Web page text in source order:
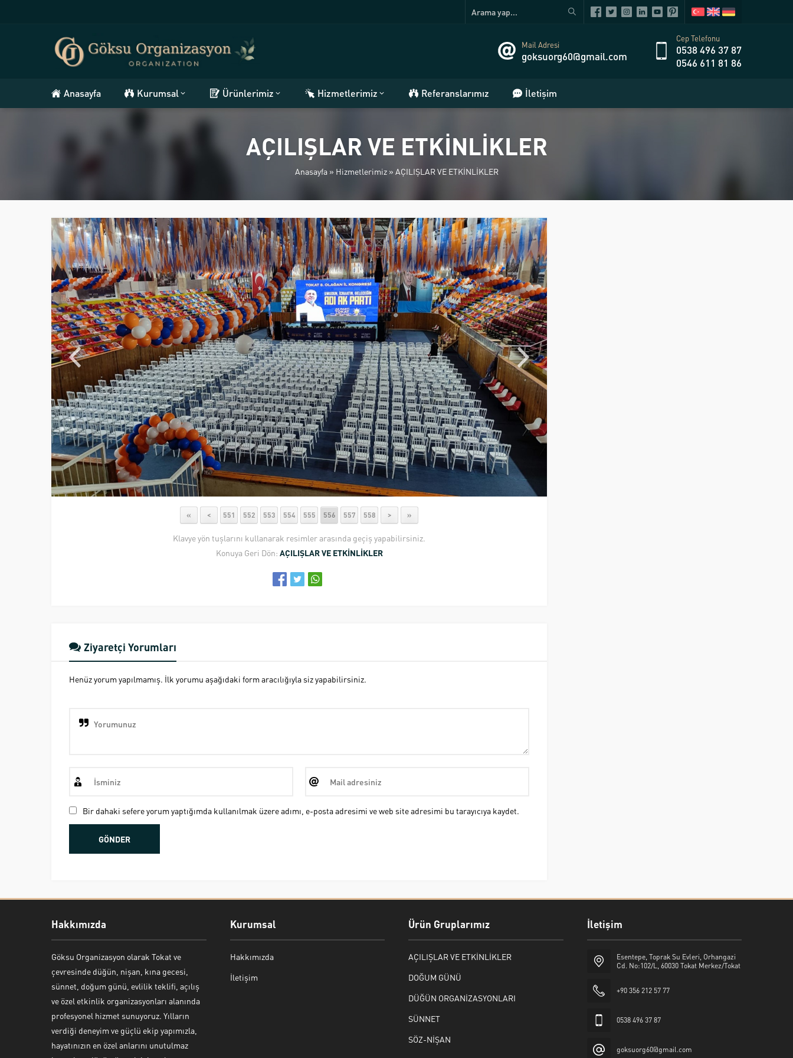
Mail Adresi
goksuorg60@gmail.com
Cep Telefonu
0538 496 37 87
0546 611 81 86
Anasayfa Kurumsal Ürünlerimiz Hizmetlerimiz Referanslarımız İletişim
AÇILIŞLAR VE ETKİNLİKLER
Anasayfa» Hizmetlerimiz» AÇILIŞLAR VE ETKİNLİKLER
« < 551 552 553 554 555 556 557 558 > »
Klavye yön tuşlarını kullanarak resimler arasında geçiş yapabilirsiniz.
Konuya Geri Dön: AÇILIŞLAR VE ETKİNLİKLER
Ziyaretçi Yorumları
Henüz yorum yapılmamış. İlk yorumu aşağıdaki form aracılığıyla siz yapabilirsiniz.
Bir dahaki sefere yorum yaptığımda kullanılmak üzere adımı, e-posta adresimi ve web site adresimi bu tarayıcıya kaydet.
Hakkımızda
Göksu Organizasyon olarak Tokat ve
çevresinde düğün, nişan, kına gecesi,
sünnet, doğum günü, evlilik teklifi, açılış
ve özel etkinlik organizasyonları alanında
profesyonel hizmet sunuyoruz. Yılların
verdiği deneyim ve güçlü ekip yapımızla,
hayatınızın en özel anlarını unutulmaz
Kurumsal
Hakkımızda
İletişim
Ürün Gruplarımız
AÇILIŞLAR VE ETKİNLİKLER
DOĞUM GÜNÜ
DÜĞÜN ORGANİZASYONLARI
SÜNNET
SÖZ-NİŞAN
İletişim
Esentepe, Toprak Su Evleri, Orhangazi
Cd. No:102/L, 60030 Tokat Merkez/Tokat
+90 356 212 57 77
0538 496 37 87
goksuorg60@gmail.com
Bekir Kiper
Cevap Yaz